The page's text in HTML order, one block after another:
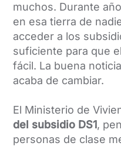
muchos. Durante
en esa tierra de
acceder a los
suficiente para que
fácil. La buena
acaba de cambiar.
El Ministerio de
del subsidio DS1,
personas de clase